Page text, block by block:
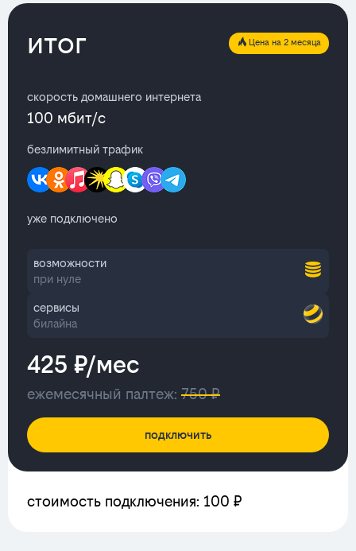
итог Цена на 2 месяца
скорость домашнего интернета
100 мбит/с
безлимитный трафик
уже подключено
возможности
при нуле
сервисы
билайна
425 ₽/мес
ежемесячный палтеж: 750 ₽
подключить
стоимость подключения: 100 ₽